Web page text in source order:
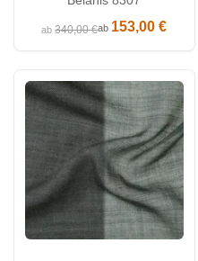
ab340,00 €ab 153,00 €